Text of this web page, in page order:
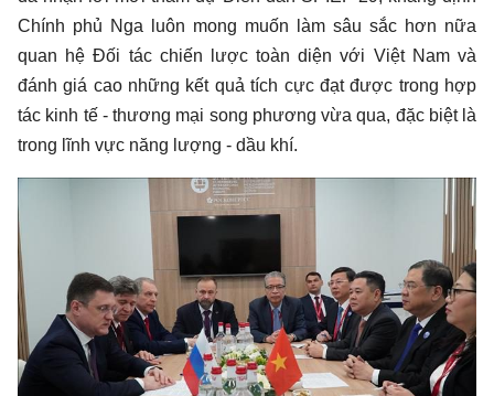
Chính phủ Nga luôn mong muốn làm sâu sắc hơn nữa
quan hệ Đối tác chiến lược toàn diện với Việt Nam và
đánh giá cao những kết quả tích cực đạt được trong hợp
tác kinh tế - thương mại song phương vừa qua, đặc biệt là
trong lĩnh vực năng lượng - dầu khí.